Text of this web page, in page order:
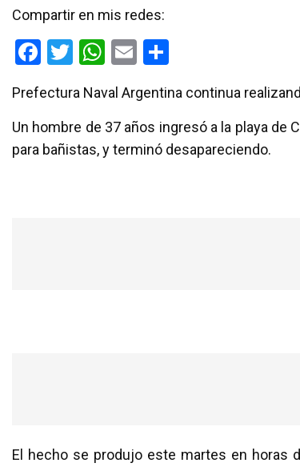
Compartir en mis redes:
F
ce
b
o
T
tt
er
W
at
s
A
E
ail m
p
ar
Prefectura Naval Argentina continua
Un hombre de 37 años ingresó a la playa de
para bañistas, y terminó desapareciendo.
El hecho se produjo este martes en horas